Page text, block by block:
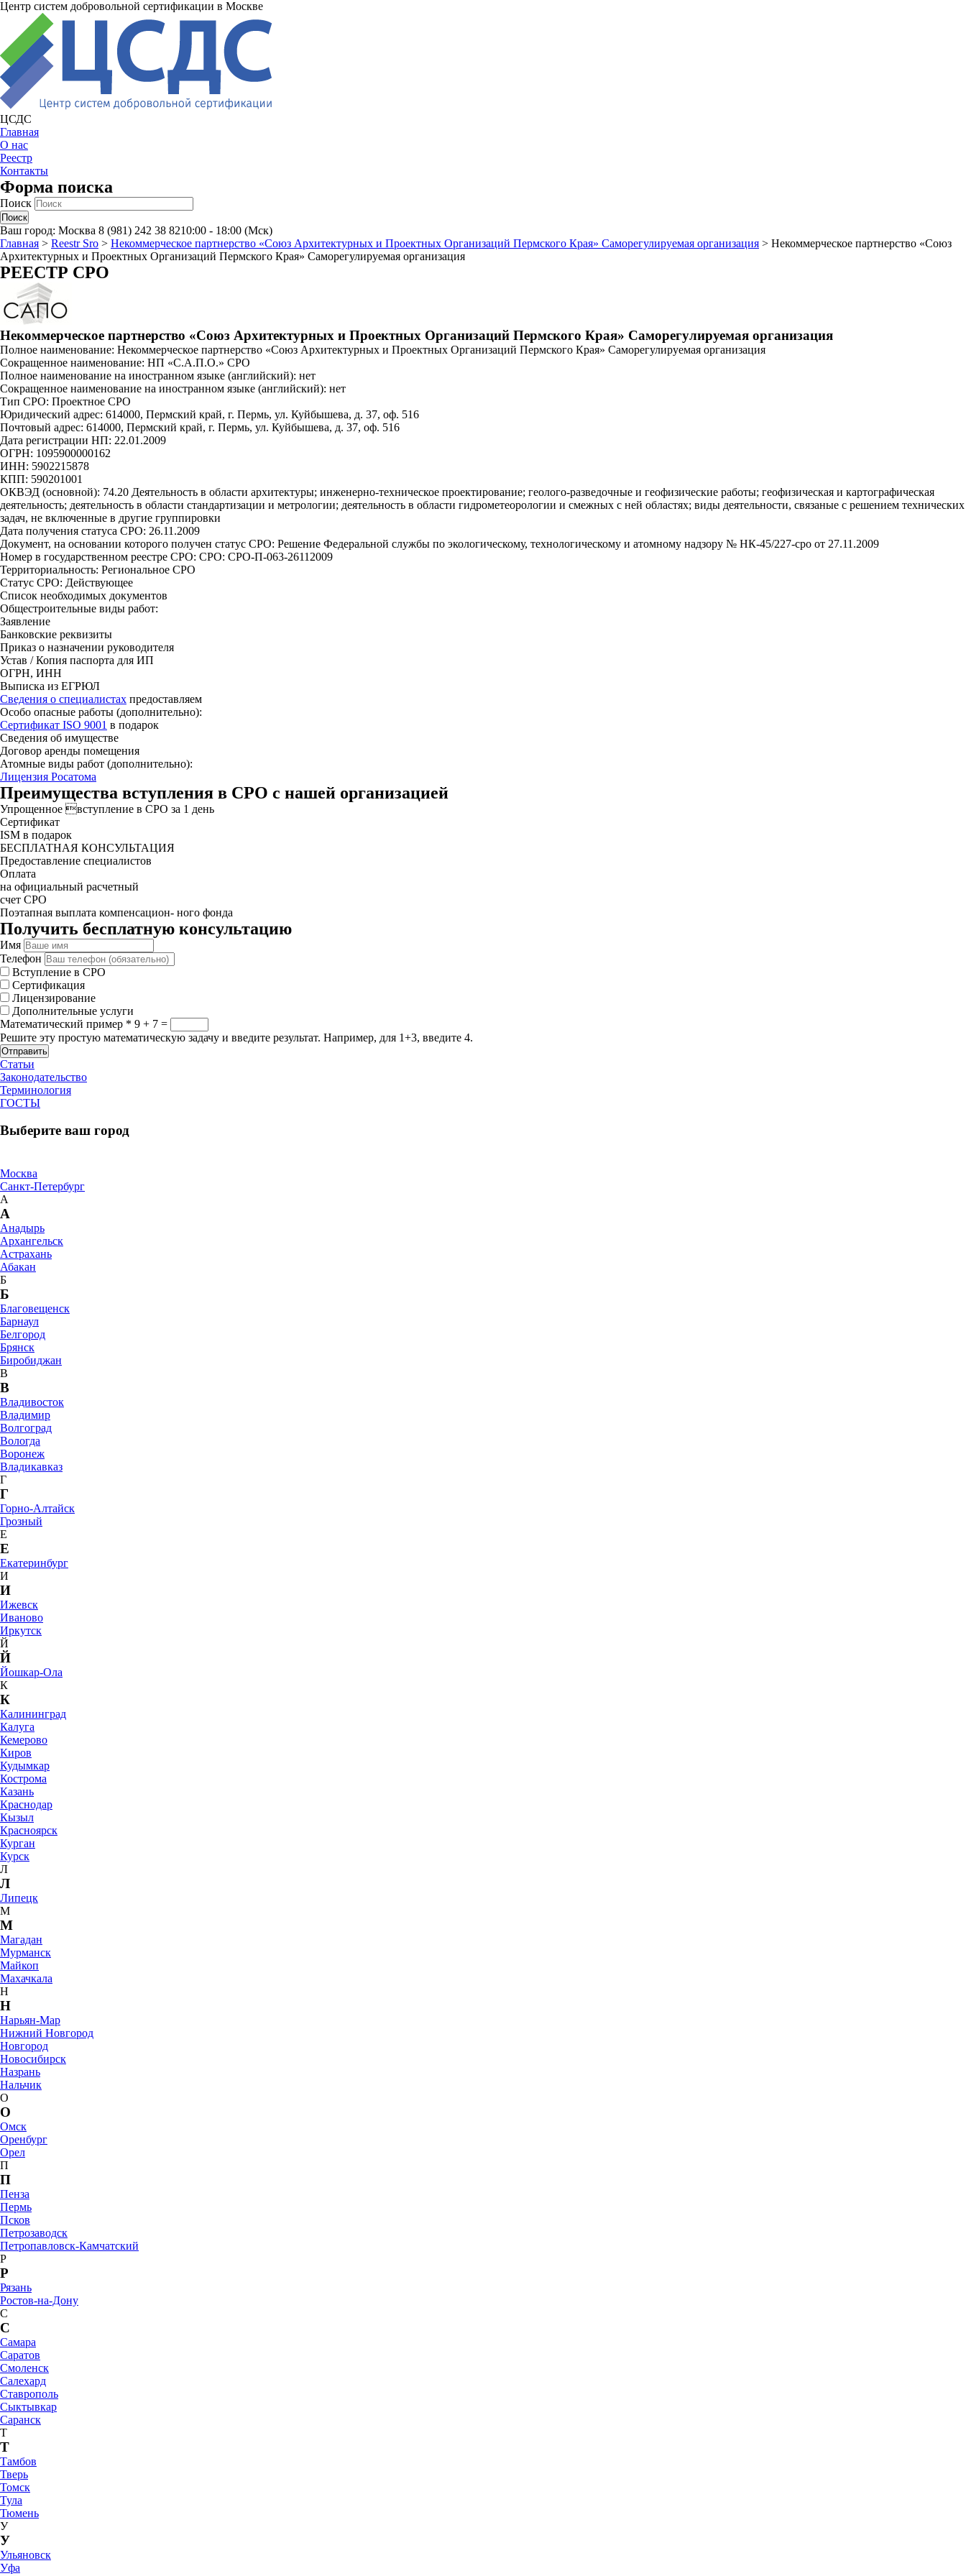
Центр систем добровольной сертификации в Москве
ЦСДС
Главная
О нас
Реестр
Контакты
Форма поиска
Поиск
Ваш город: Москва 8 (981) 242 38 8210:00 - 18:00 (Мск)
Главная > Reestr Sro > Некоммерческое партнерство «Союз Архитектурных и Проектных Организаций Пермского Края» Саморегулируемая организация > Некоммерческое партнерство «Союз
Архитектурных и Проектных Организаций Пермского Края» Саморегулируемая организация
РЕЕСТР СРО
Некоммерческое партнерство «Союз Архитектурных и Проектных Организаций Пермского Края» Саморегулируемая организация
Полное наименование: Некоммерческое партнерство «Союз Архитектурных и Проектных Организаций Пермского Края» Саморегулируемая организация
Сокращенное наименование: НП «С.А.П.О.» СРО
Полное наименование на иностранном языке (английский): нет
Сокращенное наименование на иностранном языке (английский): нет
Тип СРО: Проектное СРО
Юридический адрес: 614000, Пермский край, г. Пермь, ул. Куйбышева, д. 37, оф. 516
Почтовый адрес: 614000, Пермский край, г. Пермь, ул. Куйбышева, д. 37, оф. 516
Дата регистрации НП: 22.01.2009
ОГРН: 1095900000162
ИНН: 5902215878
КПП: 590201001
ОКВЭД (основной): 74.20 Деятельность в области архитектуры; инженерно-техническое проектирование; геолого-разведочные и геофизические работы; геофизическая и картографическая
деятельность; деятельность в области стандартизации и метрологии; деятельность в области гидрометеорологии и смежных с ней областях; виды деятельности, связаные с решением технических
задач, не включенные в другие группировки
Дата получения статуса СРО: 26.11.2009
Документ, на основании которого получен статус СРО: Решение Федеральной службы по экологическому, технологическому и атомному надзору № НК-45/227-сро от 27.11.2009
Номер в государственном реестре СРО: СРО: СРО-П-063-26112009
Территориальность: Региональное СРО
Статус СРО: Действующее
Список необходимых документов
Общестроительные виды работ:
Заявление
Банковские реквизиты
Приказ о назначении руководителя
Устав / Копия паспорта для ИП
ОГРН, ИНН
Выписка из ЕГРЮЛ
Сведения о специалистах предоставляем
Особо опасные работы (дополнительно):
Сертификат ISO 9001 в подарок
Сведения об имуществе
Договор аренды помещения
Атомные виды работ (дополнительно):
Лицензия Росатома
Преимущества вступления в СРО с нашей организацией
Упрощенное вступление в СРО за 1 день
Сертификат
ISM в подарок
БЕСПЛАТНАЯ КОНСУЛЬТАЦИЯ
Предоставление специалистов
Оплата
на официальный расчетный
счет СРО
Поэтапная выплата компенсацион- ного фонда
Получить бесплатную консультацию
Имя
Телефон
Вступление в СРО
Сертификация
Лицензирование
Дополнительные услуги
Математический пример * 9 + 7 =
Решите эту простую математическую задачу и введите результат. Например, для 1+3, введите 4.
Отправить
Статьи
Законодательство
Терминология
ГОСТЫ
Выберите ваш город
Москва
Санкт-Петербург
А
А
Анадырь
Архангельск
Астрахань
Абакан
Б
Б
Благовещенск
Барнаул
Белгород
Брянск
Биробиджан
В
В
Владивосток
Владимир
Волгоград
Вологда
Воронеж
Владикавказ
Г
Г
Горно-Алтайск
Грозный
Е
Е
Екатеринбург
И
И
Ижевск
Иваново
Иркутск
Й
Й
Йошкар-Ола
К
К
Калининград
Калуга
Кемерово
Киров
Кудымкар
Кострома
Казань
Краснодар
Кызыл
Красноярск
Курган
Курск
Л
Л
Липецк
М
М
Магадан
Мурманск
Майкоп
Махачкала
Н
Н
Нарьян-Мар
Нижний Новгород
Новгород
Новосибирск
Назрань
Нальчик
О
О
Омск
Оренбург
Орел
П
П
Пенза
Пермь
Псков
Петрозаводск
Петропавловск-Камчатский
Р
Р
Рязань
Ростов-на-Дону
С
С
Самара
Саратов
Смоленск
Салехард
Ставрополь
Сыктывкар
Саранск
Т
Т
Тамбов
Тверь
Томск
Тула
Тюмень
У
У
Ульяновск
Уфа